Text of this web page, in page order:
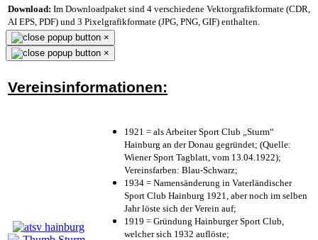
Download: Im Downloadpaket sind 4 verschiedene Vektorgrafikformate (CDR,
AI EPS, PDF) und 3 Pixelgrafikformate (JPG, PNG, GIF) enthalten.
×
×
Vereinsinformationen:
1921 = als Arbeiter Sport Club „Sturm“
Hainburg an der Donau gegründet; (Quelle:
Wiener Sport Tagblatt, vom 13.04.1922);
Vereinsfarben: Blau-Schwarz;
1934 = Namensänderung in Vaterländischer
Sport Club Hainburg 1921, aber noch im selben
Jahr löste sich der Verein auf;
1919 = Gründung Hainburger Sport Club,
welcher sich 1932 auflöste;